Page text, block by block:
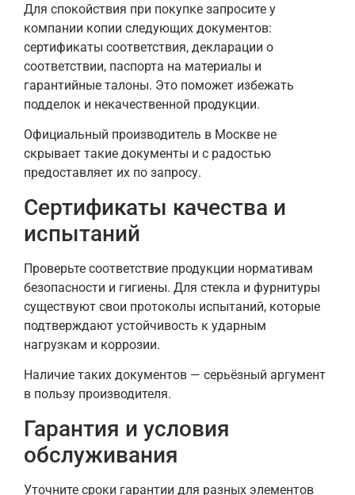
Для спокойствия при покупке запросите у
компании копии следующих документов:
сертификаты соответствия, декларации о
соответствии, паспорта на материалы и
гарантийные талоны. Это поможет избежать
подделок и некачественной продукции.
Официальный производитель в Москве не
скрывает такие документы и с радостью
предоставляет их по запросу.
Сертификаты качества и
испытаний
Проверьте соответствие продукции нормативам
безопасности и гигиены. Для стекла и фурнитуры
существуют свои протоколы испытаний, которые
подтверждают устойчивость к ударным
нагрузкам и коррозии.
Наличие таких документов — серьёзный аргумент
в пользу производителя.
Гарантия и условия
обслуживания
Уточните сроки гарантии для разных элементов